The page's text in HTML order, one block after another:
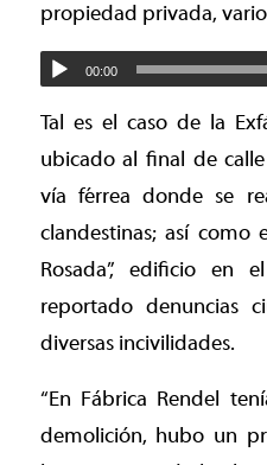
propiedad privada,
00:00
Tal es el caso de la
ubicado al final de
vía férrea donde se
clandestinas; así como
Rosada”, edificio en
reportado denuncias
diversas incivilidades.
“En Fábrica Rendel
demolición, hubo un